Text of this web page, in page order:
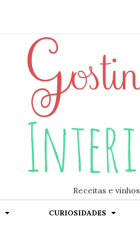
Receitas e vinhos
CURIOSIDADES